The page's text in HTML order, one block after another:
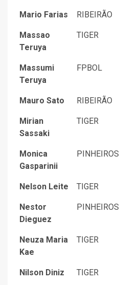
Mario Farias RIBEIRÃO
Massao
Teruya
TIGER
Massumi
Teruya
FPBOL
Mauro Sato RIBEIRÃO
Mirian
Sassaki
TIGER
Monica
Gasparinii
PINHEIROS
Nelson Leite TIGER
Nestor
Dieguez
PINHEIROS
Neuza Maria
Kae
TIGER
Nilson Diniz TIGER